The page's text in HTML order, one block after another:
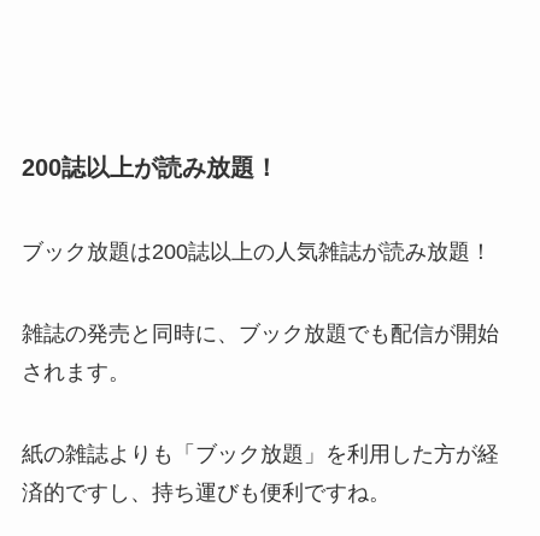
200誌以上が読み放題！
ブック放題は200誌以上の人気雑誌が読み放題！
雑誌の発売と同時に、ブック放題でも配信が開始
されます。
紙の雑誌よりも「ブック放題」を利用した方が経
済的ですし、持ち運びも便利ですね。